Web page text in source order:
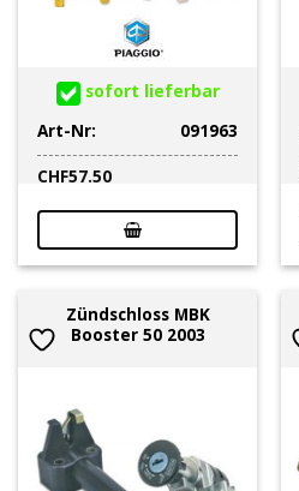
sofort lieferbar
Art-Nr:
091963
CHF57.50
Zündschloss MBK
Booster 50 2003